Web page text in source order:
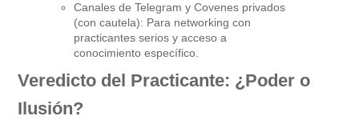
Canales de Telegram y Covenes privados
(con cautela): Para networking con
practicantes serios y acceso a
conocimiento específico.
Veredicto del Practicante: ¿Poder o
Ilusión?